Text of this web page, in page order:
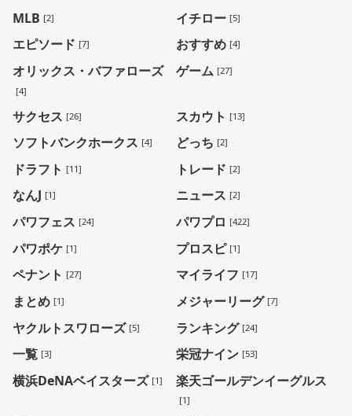
MLB [2] イチロー [5]
エピソード [7] おすすめ [4]
オリックス・バファローズ
[4]
ゲーム [27]
サクセス [26] スカウト [13]
ソフトバンクホークス [4] どっち [2]
ドラフト [11] トレード [2]
なんJ [1] ニュース [2]
パワフェス [24] パワプロ [422]
パワポケ [1] プロスピ [1]
ペナント [27] マイライフ [17]
まとめ [1] メジャーリーグ [7]
ヤクルトスワローズ [5] ランキング [24]
一覧 [3] 栄冠ナイン [53]
横浜DeNAベイスターズ [1] 楽天ゴールデンイーグルス
[1]